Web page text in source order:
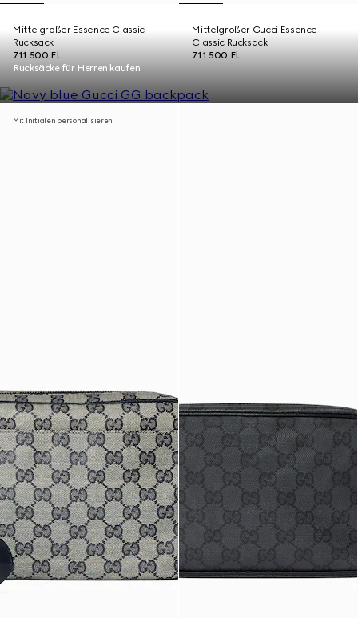
Mittelgroßer Essence Classic
Rucksack
711 500 Ft
Mittelgroßer Gucci Essence
Classic Rucksack
711 500 Ft
Rucksäcke für Herren kaufen
Mit Initialen personalisieren